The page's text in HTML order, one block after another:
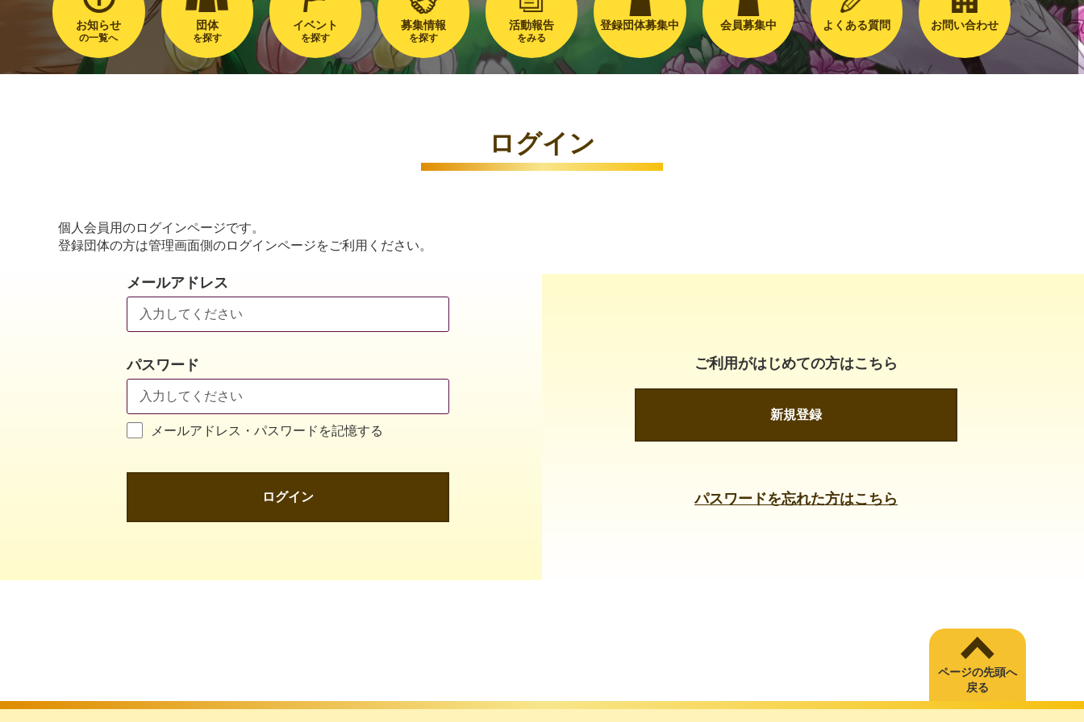
お知らせ
の一覧へ
団体
を探す
イベント
を探す
募集情報
を探す
活動報告
をみる
登録団体募集中 会員募集中 よくある質問 お問い合わせ
ログイン
個人会員用のログインページです。
登録団体の方は管理画面側のログインページをご利用ください。
メールアドレス
パスワード
メールアドレス・パスワードを記憶する
ログイン
ご利用がはじめての方はこちら
新規登録
パスワードを忘れた方はこちら
ページの先頭へ
戻る